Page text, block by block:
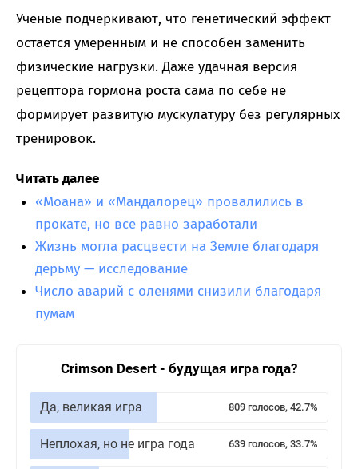
Ученые подчеркивают, что генетический эффект
остается умеренным и не способен заменить
физические нагрузки. Даже удачная версия
рецептора гормона роста сама по себе не
формирует развитую мускулатуру без регулярных
тренировок.
Читать далее
«Моана» и «Мандалорец» провалились в
прокате, но все равно заработали
Жизнь могла расцвести на Земле благодаря
дерьму — исследование
Число аварий с оленями снизили благодаря
пумам
Crimson Desert - будущая игра года?
Да, великая игра 809 голосов, 42.7%
Неплохая, но не игра года 639 голосов, 33.7%